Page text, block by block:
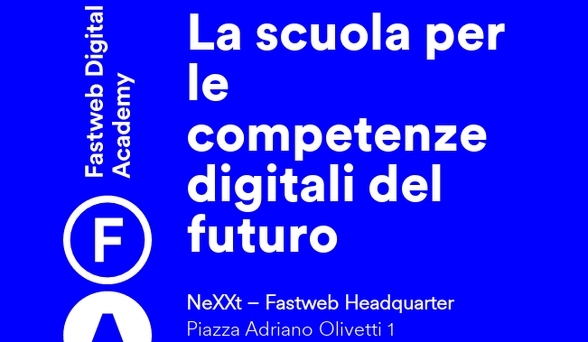
La scuola per
le
competenze
digitali del
futuro
NeXXt – Fastweb Headquarter
Piazza Adriano Olivetti 1